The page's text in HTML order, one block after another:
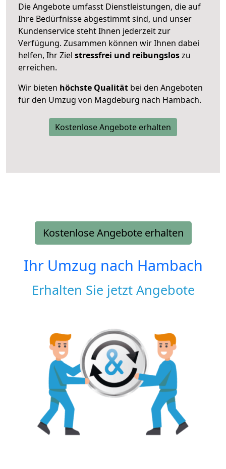
Die Angebote umfasst Dienstleistungen, die auf
Ihre Bedürfnisse abgestimmt sind, und unser
Kundenservice steht Ihnen jederzeit zur
Verfügung. Zusammen können wir Ihnen dabei
helfen, Ihr Ziel stressfrei und reibungsloszu
erreichen.
Wir bieten höchste Qualität bei den Angeboten
für den Umzug von Magdeburg nach Hambach.
Kostenlose Angebote erhalten
Kostenlose Angebote erhalten
Ihr Umzug nach Hambach
Erhalten Sie jetzt Angebote